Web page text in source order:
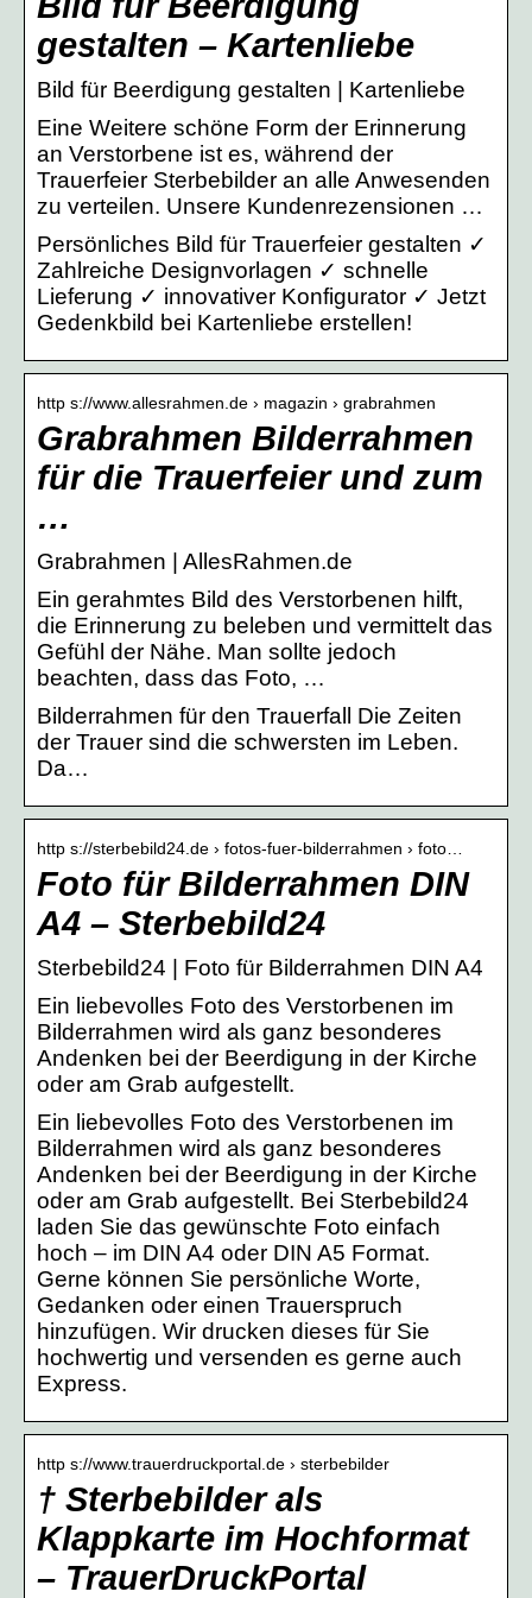
gestalten – Kartenliebe
Bild für Beerdigung gestalten | Kartenliebe
Eine Weitere schöne Form der Erinnerung
an Verstorbene ist es, während der
Trauerfeier Sterbebilder an alle Anwesenden
zu verteilen. Unsere Kundenrezensionen …
Persönliches Bild für Trauerfeier gestalten ✓
Zahlreiche Designvorlagen ✓ schnelle
Lieferung ✓ innovativer Konfigurator ✓ Jetzt
Gedenkbild bei Kartenliebe erstellen!
http s://www.allesrahmen.de › magazin › grabrahmen
Grabrahmen Bilderrahmen
für die Trauerfeier und zum
…
Grabrahmen | AllesRahmen.de
Ein gerahmtes Bild des Verstorbenen hilft,
die Erinnerung zu beleben und vermittelt das
Gefühl der Nähe. Man sollte jedoch
beachten, dass das Foto, …
Bilderrahmen für den Trauerfall Die Zeiten
der Trauer sind die schwersten im Leben.
Da…
http s://sterbebild24.de › fotos-fuer-bilderrahmen › foto…
Foto für Bilderrahmen DIN
A4 – Sterbebild24
Sterbebild24 | Foto für Bilderrahmen DIN A4
Ein liebevolles Foto des Verstorbenen im
Bilderrahmen wird als ganz besonderes
Andenken bei der Beerdigung in der Kirche
oder am Grab aufgestellt.
Ein liebevolles Foto des Verstorbenen im
Bilderrahmen wird als ganz besonderes
Andenken bei der Beerdigung in der Kirche
oder am Grab aufgestellt. Bei Sterbebild24
laden Sie das gewünschte Foto einfach
hoch – im DIN A4 oder DIN A5 Format.
Gerne können Sie persönliche Worte,
Gedanken oder einen Trauerspruch
hinzufügen. Wir drucken dieses für Sie
hochwertig und versenden es gerne auch
Express.
http s://www.trauerdruckportal.de › sterbebilder
† Sterbebilder als
Klappkarte im Hochformat
– TrauerDruckPortal